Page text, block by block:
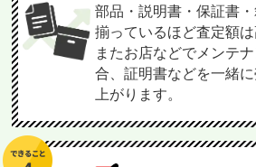
部品・説明書・保証書
揃っているほど査定額は
またお店などでメンテ
合、証明書などを一緒
上がります。